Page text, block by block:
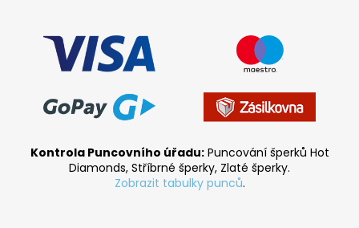
Kontrola Puncovního úřadu:Puncování šperků Hot
Diamonds, Stříbrné šperky, Zlaté šperky.
Zobrazit tabulky punců.